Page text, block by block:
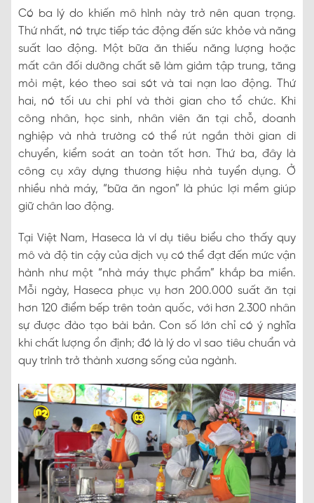
Có ba lý do khiến mô hình này trở nên quan trọng.
Thứ nhất, nó trực tiếp tác động đến sức khỏe và năng
suất lao động. Một bữa ăn thiếu năng lượng hoặc
mất cân đối dưỡng chất sẽ làm giảm tập trung, tăng
mỏi mệt, kéo theo sai sót và tai nạn lao động. Thứ
hai, nó tối ưu chi phí và thời gian cho tổ chức. Khi
công nhân, học sinh, nhân viên ăn tại chỗ, doanh
nghiệp và nhà trường có thể rút ngắn thời gian di
chuyển, kiểm soát an toàn tốt hơn. Thứ ba, đây là
công cụ xây dựng thương hiệu nhà tuyển dụng. Ở
nhiều nhà máy, “bữa ăn ngon” là phúc lợi mềm giúp
giữ chân lao động.
Tại Việt Nam, Haseca là ví dụ tiêu biểu cho thấy quy
mô và độ tin cậy của dịch vụ có thể đạt đến mức vận
hành như một “nhà máy thực phẩm” khắp ba miền.
Mỗi ngày, Haseca phục vụ hơn 200.000 suất ăn tại
hơn 120 điểm bếp trên toàn quốc, với hơn 2.300 nhân
sự được đào tạo bài bản. Con số lớn chỉ có ý nghĩa
khi chất lượng ổn định; đó là lý do vì sao tiêu chuẩn và
quy trình trở thành xương sống của ngành.